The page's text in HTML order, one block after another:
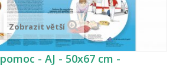
Zobrazit větší
- AJ - 50x67 cm -